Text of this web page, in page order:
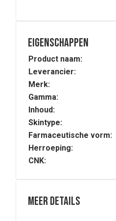
Eigenschappen
Product naam:
Leverancier:
Merk:
Gamma:
Inhoud:
Skintype:
Farmaceutische vorm:
Herroeping:
CNK:
Meer details